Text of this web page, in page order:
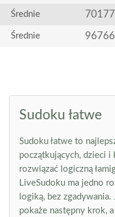
Średnie
Średnie
Sudoku łatwe
Sudoku łatwe to
początkujących, dzieci
rozwiązać logiczną
LiveSudoku ma jedno
logiką, bez
pokaże następny krok,